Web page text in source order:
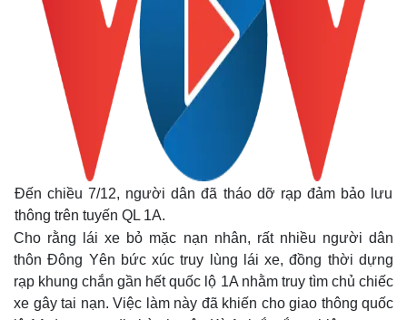
Đến chiều 7/12, người dân đã tháo dỡ rạp đảm bảo lưu
thông trên tuyến QL 1A.
Cho rằng lái xe bỏ mặc nạn nhân, rất nhiều người dân
thôn Đông Yên bức xúc truy lùng lái xe, đồng thời dựng
rạp khung chắn gần hết quốc lộ 1A nhằm truy tìm chủ chiếc
xe gây tai nạn. Việc làm này đã khiến cho giao thông quốc